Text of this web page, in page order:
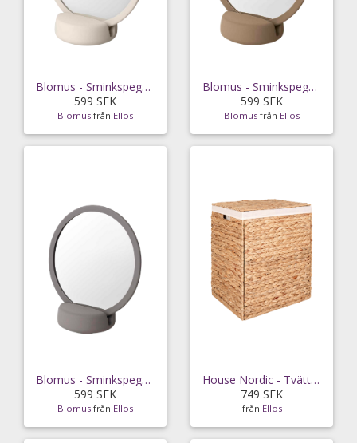
Blomus - Sminkspegel Sono Ø17 cm - Beige
599 SEK
Blomus från Ellos
Blomus - Sminkspegel Sono Ø17 cm - Brun
599 SEK
Blomus från Ellos
Blomus - Sminkspegel Sono Ø17 cm - Grå
599 SEK
Blomus från Ellos
House Nordic - Tvättkorg Passo - Brun
749 SEK
från Ellos